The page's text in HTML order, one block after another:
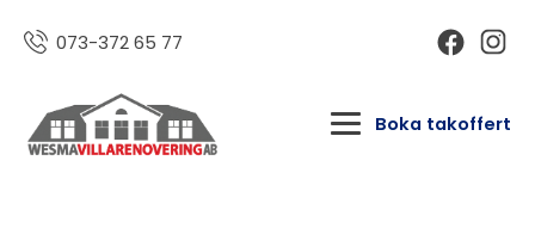
073-372 65 77
Boka takoffert